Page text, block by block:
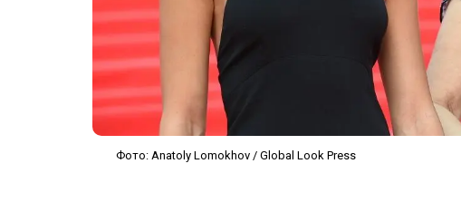
Фото: Anatoly Lomokhov / Global Look Press